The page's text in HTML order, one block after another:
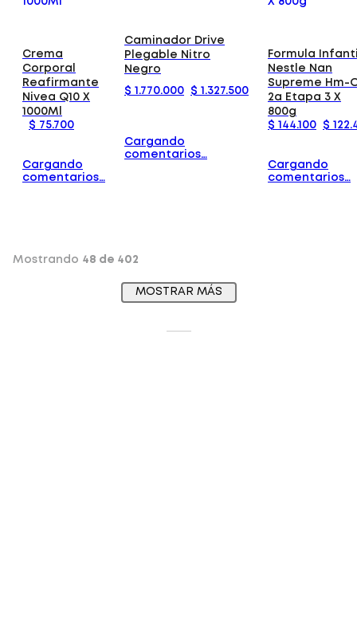
Crema
Corporal
Reafirmante
Nivea Q10 X
1000Ml
$ 75.700
Cargando
comentarios…
Caminador Drive
Plegable Nitro
Negro
$ 1 .770.000 $ 1 .327.500
Cargando
comentarios…
Formula
Nestle Nan
Supreme Hm-
2a Etapa 3 X
800g
$
144.100 $ 122.
Cargando
comentarios…
Mostrando 48 de 402
MOSTRAR MÁS